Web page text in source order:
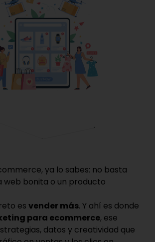
ya lo sabes: no basta
web bonita o un producto
es vender más. Y ahí es donde
para ecommerce, ese
datos y creatividad que